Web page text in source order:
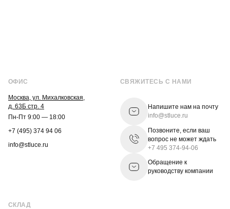
ОФИС
Москва, ул. Михалковская,
д. 63Б стр. 4
Пн-Пт 9:00 — 18:00
+7 (495) 374 94 06
info@stluce.ru
СВЯЖИТЕСЬ С НАМИ
Напишите нам на почту
info@stluce.ru
Позвоните, если ваш
вопрос не может ждать
+7 495 374-94-06
Обращение к
руководству компании
СКЛАД